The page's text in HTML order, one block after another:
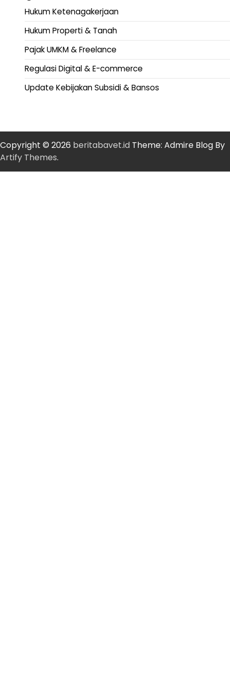
Hukum Ketenagakerjaan
Hukum Properti & Tanah
Pajak UMKM & Freelance
Regulasi Digital & E-commerce
Update Kebijakan Subsidi & Bansos
Copyright © 2026 beritabavet.id Theme: Admire Blog By
Artify Themes.